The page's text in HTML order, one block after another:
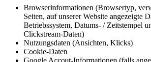
Browserinformationen (Browsertyp,
Seiten, auf unserer Website angezeigte
Betriebssystem, Datums- / Zeitstempel
Clickstream-Daten)
Nutzungsdaten (Ansichten, Klicks)
Cookie-Daten
Google Accout-Informationen (falls